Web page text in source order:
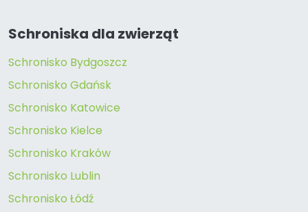
Schroniska dla zwierząt
Schronisko Bydgoszcz
Schronisko Gdańsk
Schronisko Katowice
Schronisko Kielce
Schronisko Kraków
Schronisko Lublin
Schronisko Łódź